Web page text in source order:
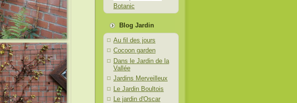
Botanic
Blog Jardin
Au fil des jours
Cocoon garden
Dans le Jardin de la
Vallée
Jardins Merveilleux
Le Jardin Boultois
Le jardin d'Oscar